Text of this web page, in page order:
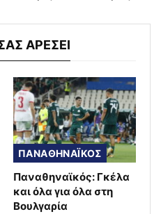
ΑΡΕΣΕΙ
ΠΑΝΑΘΗΝΑΪΚΟΣ
Παναθηναϊκός: Γκέλα
και όλα για όλα στη
Βουλγαρία